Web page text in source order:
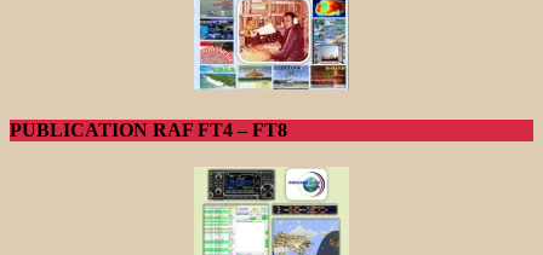
PUBLICATION RAF FT4 – FT8